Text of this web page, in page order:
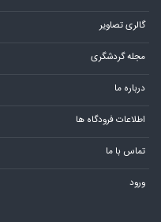
گالری تصاویر
مجله گردشگری
درباره ما
اطلاعات فرودگاه ها
تماس با ما
ورود